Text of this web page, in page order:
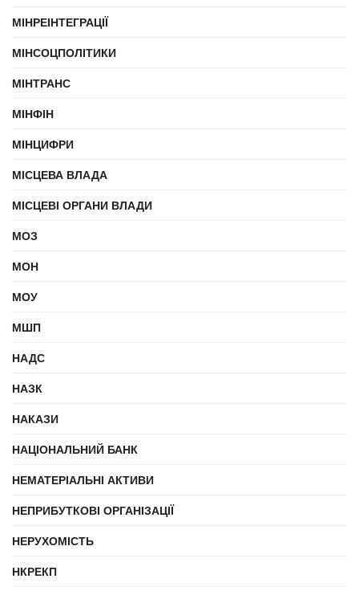
МІНРЕІНТЕГРАЦІЇ
МІНСОЦПОЛІТИКИ
МІНТРАНС
МІНФІН
МІНЦИФРИ
МІСЦЕВА ВЛАДА
МІСЦЕВІ ОРГАНИ ВЛАДИ
МОЗ
МОН
МОУ
МШП
НАДС
НАЗК
НАКАЗИ
НАЦІОНАЛЬНИЙ БАНК
НЕМАТЕРІАЛЬНІ АКТИВИ
НЕПРИБУТКОВІ ОРГАНІЗАЦІЇ
НЕРУХОМІСТЬ
НКРЕКП